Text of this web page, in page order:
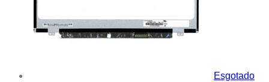
Esgotado